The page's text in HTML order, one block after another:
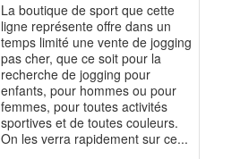
La boutique de sport que cette
ligne représente offre dans un
temps limité une vente de jogging
pas cher, que ce soit pour la
recherche de jogging pour
enfants, pour hommes ou pour
femmes, pour toutes activités
sportives et de toutes couleurs.
On les verra rapidement sur ce...